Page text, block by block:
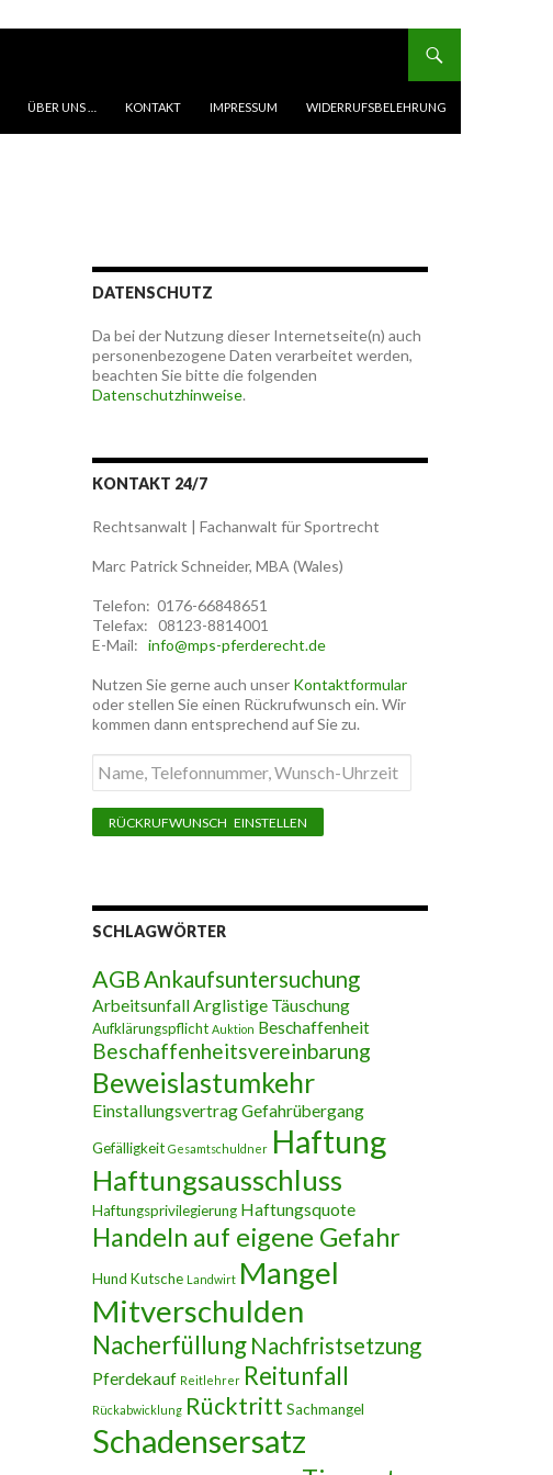
ÜBER UNS … KONTAKT IMPRESSUM WIDERRUFSBELEHRUNG
DATENSCHUTZ
Da bei der Nutzung dieser Internetseite(n) auch
personenbezogene Daten verarbeitet werden,
beachten Sie bitte die folgenden
Datenschutzhinweise.
KONTAKT 24/7
Rechtsanwalt | Fachanwalt für Sportrecht
Marc Patrick Schneider, MBA (Wales)
Telefon: 0176-66848651
Telefax: 08123-8814001
E-Mail: info@mps-pferderecht.de
Nutzen Sie gerne auch unser Kontaktformular
oder stellen Sie einen Rückrufwunsch ein. Wir
kommen dann entsprechend auf Sie zu.
Name,
Telefonnummer,
Uhrzeit
SCHLAGWÖRTER
AGBAnkaufsuntersuchung
ArbeitsunfallArglistige Täuschung
Aufklärungspflicht Auktion Beschaffenheit
Beschaffenheitsvereinbarung
Beweislastumkehr
EinstallungsvertragGefahrübergang
Gefälligkeit Gesamtschuldner Haftung
Haftungsausschluss
Haftungsprivilegierung Haftungsquote
Handeln auf eigene Gefahr
Hund Kutsche Landwirt Mangel
Mitverschulden
Nacherfüllung Nachfristsetzung
Pferdekauf Reitlehrer Reitunfall
Rückabwicklung Rücktritt Sachmangel
Schadensersatz